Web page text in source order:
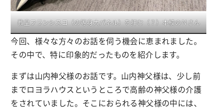
教皇フランシスコ（の等身大パネル）を拝む（？）本校のＮさん
今回、様々な方々のお話を伺う機会に恵まれました。
その中で、特に印象的だったものを紹介します。
まずは山内神父様のお話です。山内神父様は、少し前
までロヨラハウスというところで高齢の神父様の介護
をされていました。そこにおられる神父様の中には、